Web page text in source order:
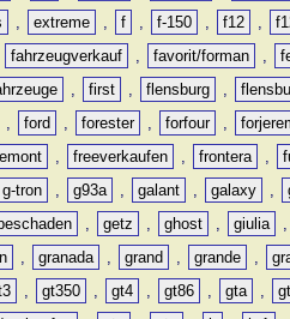
, extreme , f , f-150 , f12 ,
fahrzeugverkauf , favorit/forman ,
, first , flensburg ,
, ford , forester , forfour ,
, freeverkaufen , frontera ,
g-tron , g93a , galant , galaxy ,
, getz , ghost , giulia ,
, granada , grand , grande ,
, gt350 , gt4 , gt86 , gta ,